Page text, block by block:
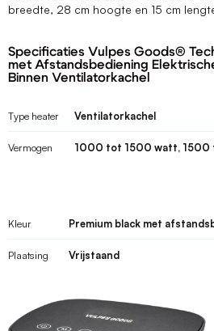
breedte, 28 cm hoogte en 15 cm
Specificaties Vulpes Goods®
met Afstandsbediening
Binnen Ventilatorkachel
Type heater Ventilatorkachel
Vermogen 1000 tot 1500 watt,
Kleur Premium black met
Plaatsing Vrijstaand